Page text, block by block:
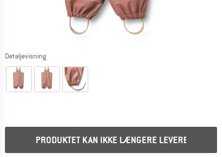
Detaljevisning
PRODUKTET KAN IKKE LÆNGERE LEVERES